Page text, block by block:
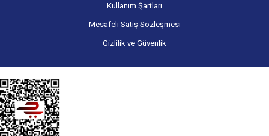
Kullanım Şartları
Mesafeli Satış Sözleşmesi
Gizlilik ve Güvenlik